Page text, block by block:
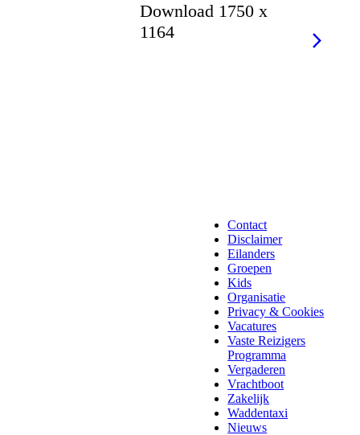
Download 1750 x
1164
Contact
Disclaimer
Eilanders
Groepen
Kids
Organisatie
Privacy & Cookies
Vacatures
Vaste Reizigers
Programma
Vergaderen
Vrachtboot
Zakelijk
Waddentaxi
Nieuws